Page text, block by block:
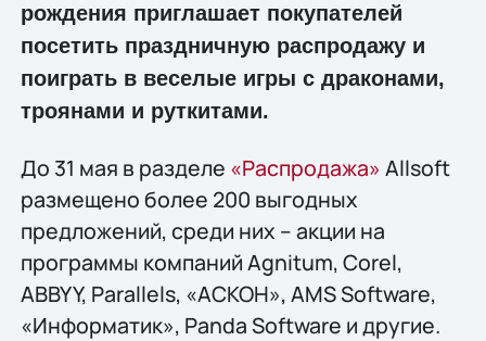
рождения приглашает покупателей
посетить праздничную распродажу и
поиграть в веселые игры с драконами,
троянами и руткитами.
До 31 мая в разделе «Распродажа» Allsoft
размещено более 200 выгодных
предложений, среди них – акции на
программы компаний Agnitum, Corel,
ABBYY, Parallels, «АСКОН», AMS Software,
«Информатик», Panda Software и другие.